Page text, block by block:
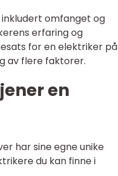
omfanget og
erfaring og
for en elektriker på
av flere faktorer.
en
har sine egne unike
du kan finne i